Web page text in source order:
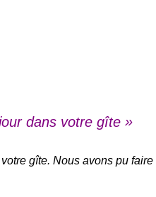
dans votre gîte »
gîte. Nous avons pu